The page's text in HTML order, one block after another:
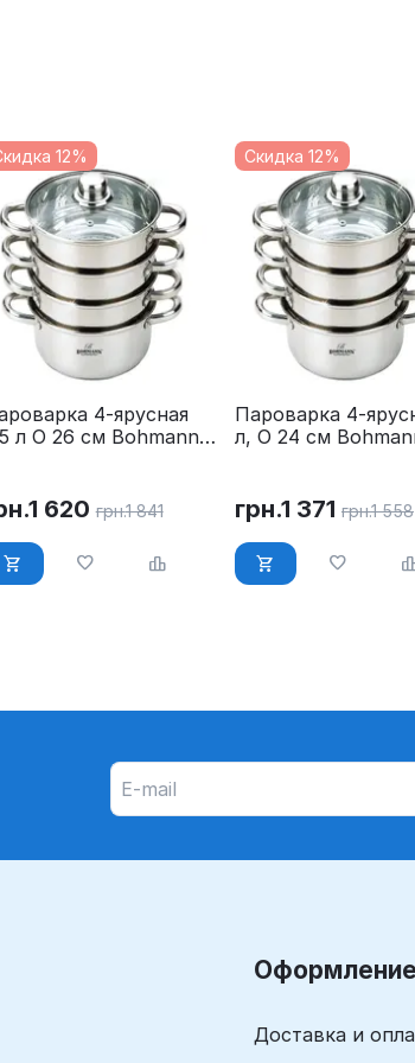
12%
4-ярусная
л O 26 см Bohmann
1 620 грн.1 841
Скидка 12%
Пароварка 4-
л, O 24 см
грн.1 371 грн.1 558
Оформление
Доставка и